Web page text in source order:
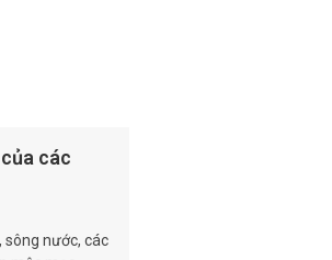
các
sông nước, các